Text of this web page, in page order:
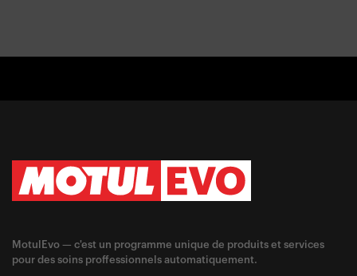
MotulEvo — c'est un programme unique de produits et services
pour des soins proffessionnels automatiquement.